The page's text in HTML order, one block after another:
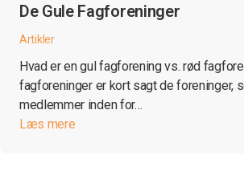
De Gule Fagforeninger
Artikler
Hvad er en gul fagforening vs. rød
fagforeninger er kort sagt de foreninger,
medlemmer inden for…
Læs mere